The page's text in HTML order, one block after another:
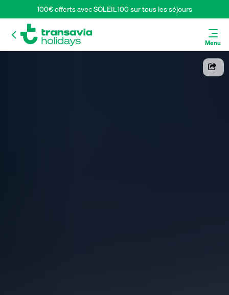
100€ offerts avec SOLEIL100 sur tous les séjours
Menu